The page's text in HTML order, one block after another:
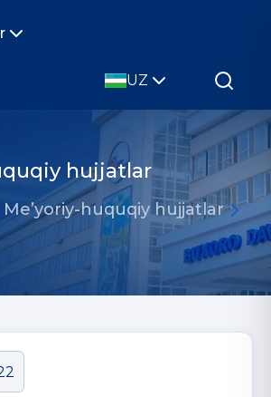
UZ
hujjatlar
Me’yoriy-huquqiy hujjatlar